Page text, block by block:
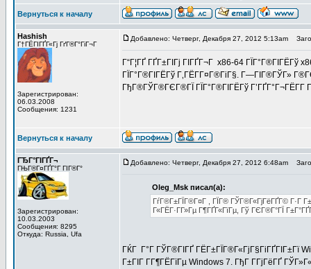
Вернуться к началу
Hashish
Г†ГЁГІГҐГ«Гј ГґГ®Г°ГіГ¬Г
Зарегистрирован:
06.03.2008
Сообщения: 1231
Добавлено: Четверг, Декабря 27, 2012 5:13am
Г“Г¦ГҐ ГҐГ±ГІГј ГІГҐГ¬Г x86-64 ГЇГ°Г®ГІГЁГў
ГЇГ°Г®ГІГЁГў Г‚ГЁГ­Г¤Г®ГіГ§. Г—ГІГ®ГЎГ»
ГђГ®ГЎГ®ГЄГ®ГЇ ГЇГ°Г®ГІГЁГў
Вернуться к началу
ГЂГ°ГІГҐГ¬
ГЊГ®Г¤ГҐГ°Г ГІГ®Г°
Зарегистрирован:
10.03.2003
Сообщения: 8295
Откуда: Russia, Ufa
Добавлено: Четверг, Декабря 27, 2012 6:48am
Oleg_Msk писал(а):
ГѓГ®Г±ГЇГ®Г¤Г , ГЇГ® ГЎГ®Г«ГјГёГҐГ© Г·Г
Г«ГЁГ·Г­Г»Гµ Г¶ГҐГ«ГїГµ, Гў ГЄГ®Г°ГЇ
ГЌГ Г°Г ГЎГ®ГІГҐ ГЁГ±ГЇГ®Г«ГјГ§ГіГҐГІГ±Гї
Г±ГІГ Г­Г¶ГЁГїГµ Windows 7. ГђГ Г­ГјГёГҐ